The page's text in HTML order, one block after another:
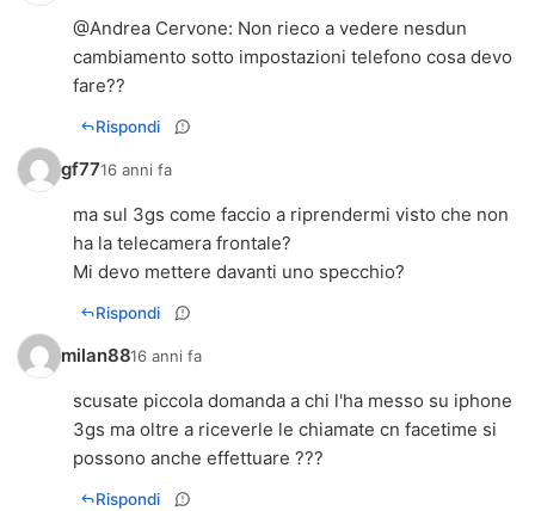
@Andrea Cervone: Non rieco a vedere nesdun
cambiamento sotto impostazioni telefono cosa devo
fare??
Rispondi
gf7716 anni fa
ma sul 3gs come faccio a riprendermi visto che non
ha la telecamera frontale?
Mi devo mettere davanti uno specchio?
Rispondi
milan8816 anni fa
scusate piccola domanda a chi l'ha messo su iphone
3gs ma oltre a riceverle le chiamate cn facetime si
possono anche effettuare ???
Rispondi